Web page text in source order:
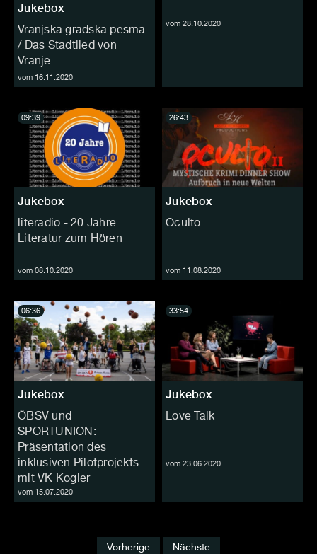
Jukebox
Vranjska gradska pesma
/ Das Stadtlied von
Vranje
vom 16.11.2020
vom 28.10.2020
Jukebox
literadio - 20 Jahre
Literatur zum Hören
vom 08.10.2020
09:39
Jukebox
Oculto
vom 11.08.2020
26:43
Jukebox
ÖBSV und
SPORTUNION:
Präsentation des
inklusiven Pilotprojekts
mit VK Kogler
vom 15.07.2020
06:36
Jukebox
Love Talk
vom 23.06.2020
33:54
Vorherige Nächste